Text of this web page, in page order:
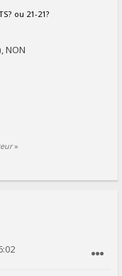
ou 21-21?
NON
»